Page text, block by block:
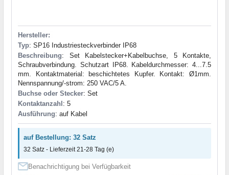
Hersteller:
Typ: SP16 Industriesteckverbinder IP68
Beschreibung: Set Kabelstecker+Kabelbuchse, 5 Kontakte,
Schraubverbindung. Schutzart IP68. Kabeldurchmesser: 4...7.5
mm. Kontaktmaterial: beschichtetes Kupfer. Kontakt: Ø1mm.
Nennspannung/-strom: 250 VAC/5 A.
Buchse oder Stecker: Set
Kontaktanzahl : 5
Ausführung: auf Kabel
auf Bestellung: 32 Satz
32 Satz - Lieferzeit 21-28 Tag (e)
Benachrichtigung bei Verfügbarkeit